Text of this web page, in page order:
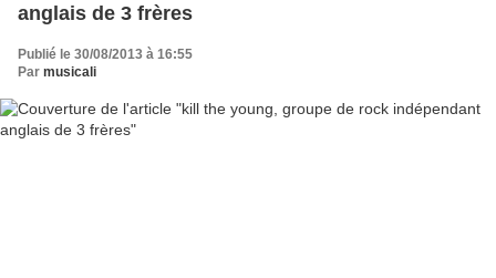
anglais de 3 frères
Publié le 30/08/2013 à 16:55
Par musicali